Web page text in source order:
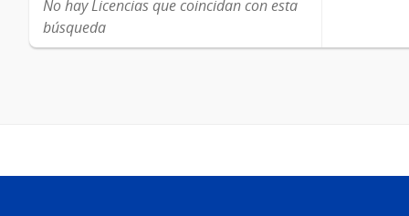
No hay Licencias que coincidan con esta
búsqueda